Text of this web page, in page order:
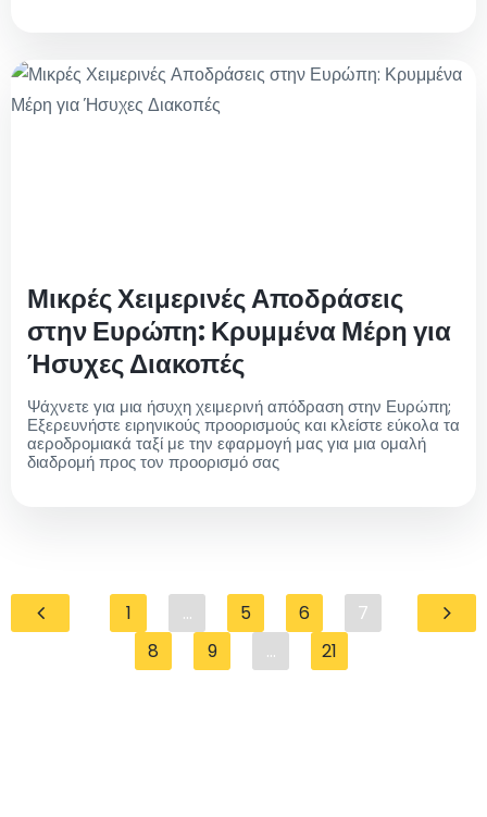
Μικρές Χειμερινές Αποδράσεις
στην Ευρώπη: Κρυμμένα Μέρη για
Ήσυχες Διακοπές
Ψάχνετε για μια ήσυχη χειμερινή απόδραση στην Ευρώπη;
Εξερευνήστε ειρηνικούς προορισμούς και κλείστε εύκολα τα
αεροδρομιακά ταξί με την εφαρμογή μας για μια ομαλή
διαδρομή προς τον προορισμό σας
1 ... 5 6
7
8
9 ... 21